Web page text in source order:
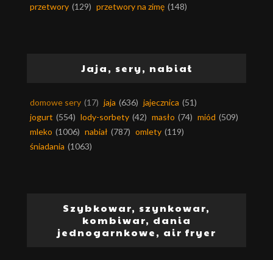
przetwory (129) przetwory na zimę (148)
Jaja, sery, nabiał
domowe sery (17) jaja (636) jajecznica (51)
jogurt (554) lody-sorbety (42) masło (74) miód (509)
mleko (1006) nabiał (787) omlety (119)
śniadania (1063)
Szybkowar, szynkowar,
kombiwar, dania
jednogarnkowe, air fryer